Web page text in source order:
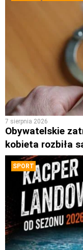
7 sierpnia 2026
Obywatelskie
kobieta rozbiła
SPORT